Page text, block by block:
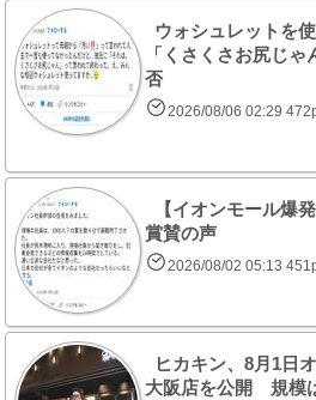
ウォシュレットを
「くさくさお尻じ
否
2026/08/06 02:29
【イオンモール爆
賞賛の声
2026/08/02 05:13
ヒカキン、8月1日
大阪店を公開 規模